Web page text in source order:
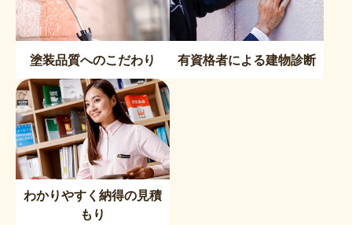
塗装品質へのこだわり 有資格者による建物診断
わかりやすく納得の見積
もり